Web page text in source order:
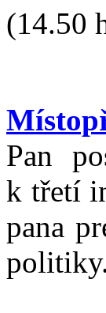
(14.50
Pan
k třetí
pana